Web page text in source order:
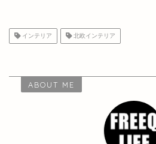
インテリア 北欧インテリア
ABOUT ME